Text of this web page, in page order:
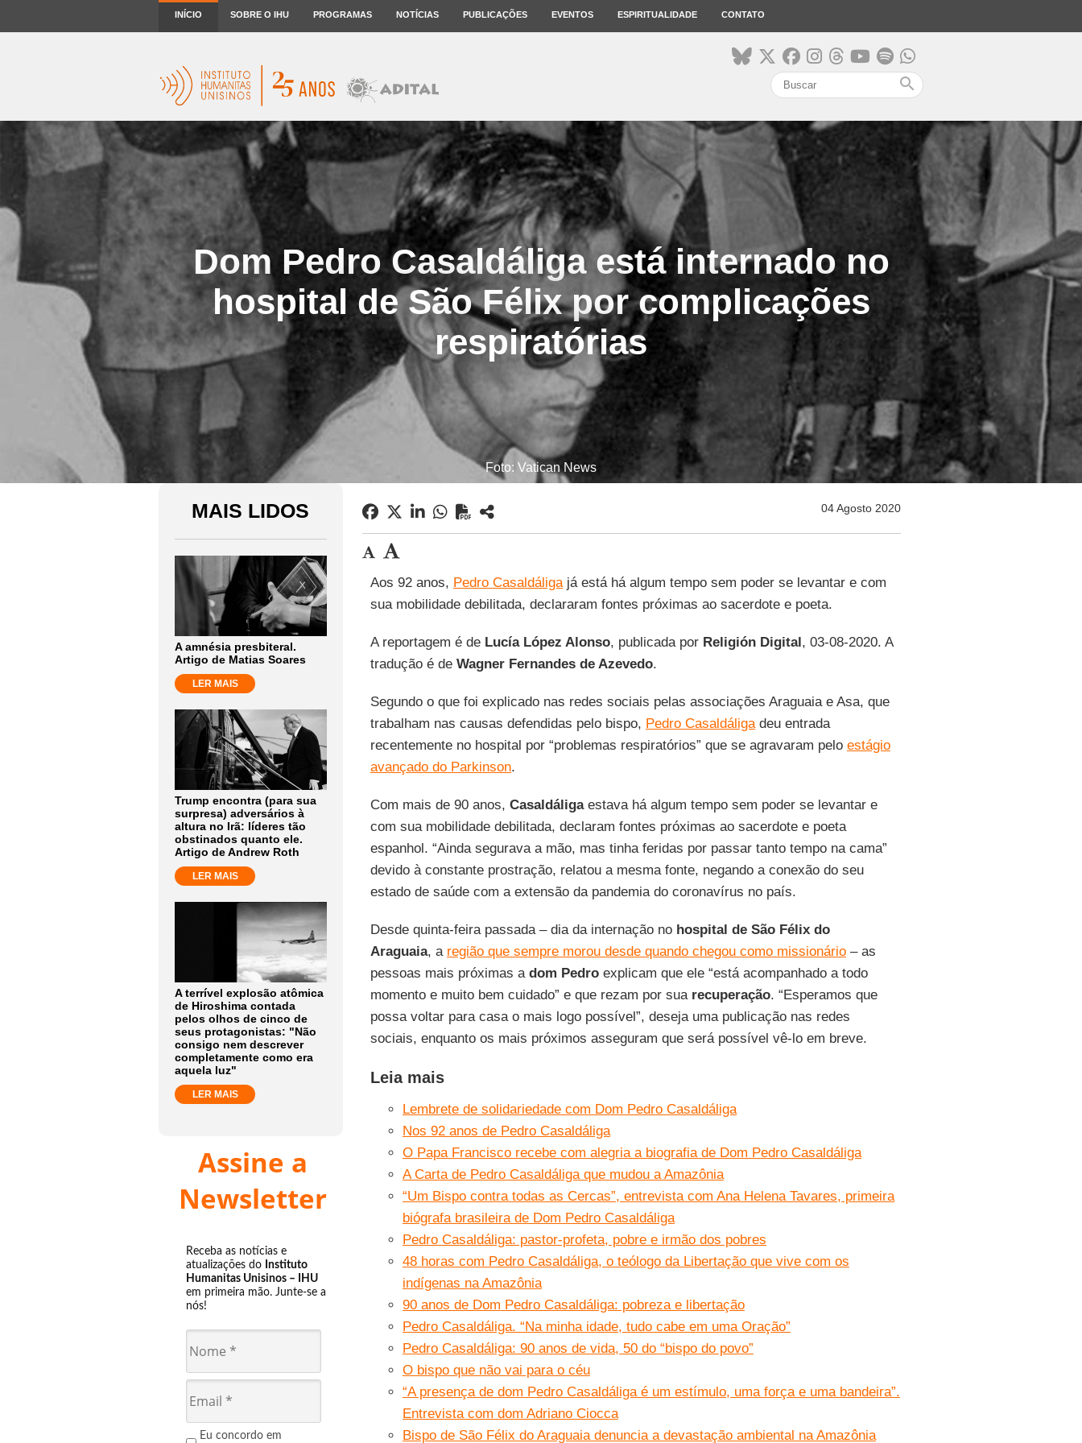
INÍCIO SOBRE O IHU PROGRAMAS NOTÍCIAS PUBLICAÇÕES EVENTOS ESPIRITUALIDADE CONTATO
search
Dom Pedro Casaldáliga está internado no
hospital de São Félix por complicações
respiratórias
Foto: Vatican News
MAIS LIDOS
A amnésia presbiteral.
Artigo de Matias Soares
LER MAIS
Trump encontra (para sua
surpresa) adversários à
altura no Irã: líderes tão
obstinados quanto ele.
Artigo de Andrew Roth
LER MAIS
A terrível explosão atômica
de Hiroshima contada
pelos olhos de cinco de
seus protagonistas: "Não
consigo nem descrever
completamente como era
aquela luz"
LER MAIS
Assine a
Newsletter
Receba as notícias e
atualizações do Instituto
Humanitas Unisinos – IHU
em primeira mão. Junte-se a
nós!
Eu concordo em
04 Agosto 2020
Aos 92 anos, Pedro Casaldáligajá está há algum tempo sem poder se levantar e com
sua mobilidade debilitada, declararam fontes próximas ao sacerdote e poeta.
A reportagem é de Lucía López Alonso, publicada por Religión Digital, 03-08-2020. A
tradução é de Wagner Fernandes de Azevedo.
Segundo o que foi explicado nas redes sociais pelas associações Araguaia e Asa, que
trabalham nas causas defendidas pelo bispo, Pedro Casaldáligadeu entrada
recentemente no hospital por “problemas respiratórios” que se agravaram pelo estágio
avançado do Parkinson.
Com mais de 90 anos, Casaldáligaestava há algum tempo sem poder se levantar e
com sua mobilidade debilitada, declaram fontes próximas ao sacerdote e poeta
espanhol. “Ainda segurava a mão, mas tinha feridas por passar tanto tempo na cama”
devido à constante prostração, relatou a mesma fonte, negando a conexão do seu
estado de saúde com a extensão da pandemia do coronavírus no país.
Desde quinta-feira passada – dia da internação no hospital de São Félix do
Araguaia, a região que sempre morou desde quando chegou como missionário– as
pessoas mais próximas a dom Pedroexplicam que ele “está acompanhado a todo
momento e muito bem cuidado” e que rezam por sua recuperação. “Esperamos que
possa voltar para casa o mais logo possível”, deseja uma publicação nas redes
sociais, enquanto os mais próximos asseguram que será possível vê-lo em breve.
Leia mais
Lembrete de solidariedade com Dom Pedro Casaldáliga
Nos 92 anos de Pedro Casaldáliga
O Papa Francisco recebe com alegria a biografia de Dom Pedro Casaldáliga
A Carta de Pedro Casaldáliga que mudou a Amazônia
“Um Bispo contra todas as Cercas”, entrevista com Ana Helena Tavares, primeira
biógrafa brasileira de Dom Pedro Casaldáliga
Pedro Casaldáliga: pastor-profeta, pobre e irmão dos pobres
48 horas com Pedro Casaldáliga, o teólogo da Libertação que vive com os
indígenas na Amazônia
90 anos de Dom Pedro Casaldáliga: pobreza e libertação
Pedro Casaldáliga. “Na minha idade, tudo cabe em uma Oração”
Pedro Casaldáliga: 90 anos de vida, 50 do “bispo do povo”
O bispo que não vai para o céu
“A presença de dom Pedro Casaldáliga é um estímulo, uma força e uma bandeira”.
Entrevista com dom Adriano Ciocca
Bispo de São Félix do Araguaia denuncia a devastação ambiental na Amazônia